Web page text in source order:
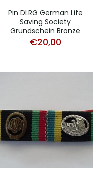
Pin DLRG German Life
Saving Society
Grundschein Bronze
€20,00